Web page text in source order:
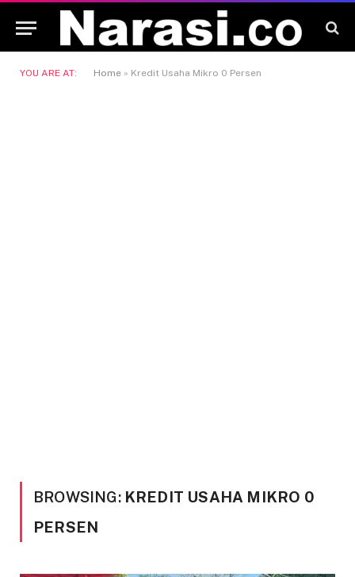
YOU ARE AT: Home » Kredit Usaha Mikro 0 Persen
BROWSING: KREDIT USAHA MIKRO 0
PERSEN